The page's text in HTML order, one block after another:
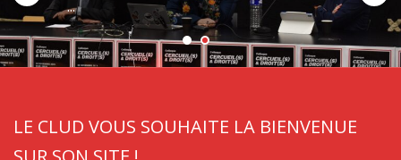
...
LE CLUD VOUS SOUHAITE LA BIENVENUE